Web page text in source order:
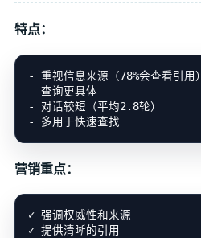
特点：
- 重视信息来源（78%会查看引用）
- 查询更具体
- 对话较短（平均2.8轮）
营销重点：
✓ 强调权威性和来源
✓ 提供清晰的引用